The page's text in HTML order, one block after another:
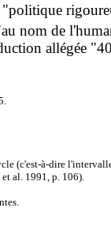
"politique
nom de
allégée
(c'est-à-dire
al. 1991, p. 106).